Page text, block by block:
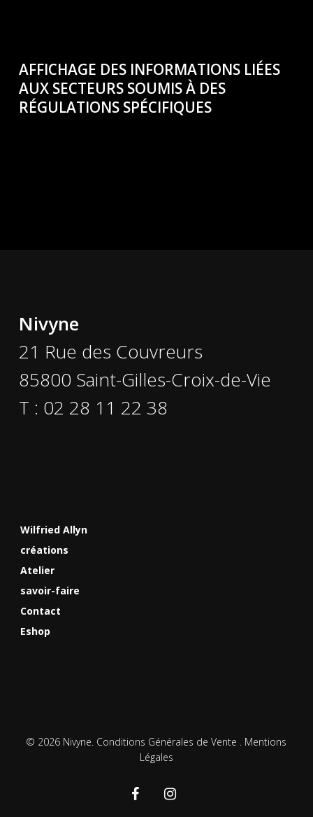
AFFICHAGE DES INFORMATIONS LIÉES
AUX SECTEURS SOUMIS À DES
RÉGULATIONS SPÉCIFIQUES
Nivyne
21 Rue des Couvreurs
85800 Saint-Gilles-Croix-de-Vie
T : 02 28 11 22 38
Wilfried Allyn
créations
Atelier
savoir-faire
Contact
Eshop
© 2026 Nivyne. Conditions Générales de Vente . Mentions
Légales
facebookinstagram